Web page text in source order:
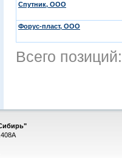
Спутник, ООО
Форус-пласт, ООО
Всего